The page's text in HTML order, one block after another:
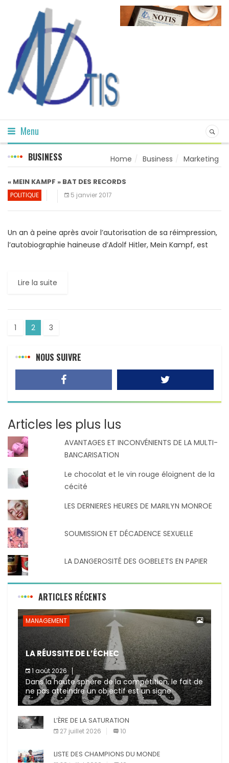
Menu
BUSINESS Home Business Marketing
« MEIN KAMPF » BAT DES RECORDS
POLITIQUE 5 janvier 2017
Un an à peine après avoir l’autorisation de sa réimpression,
l’autobiographie haineuse d’Adolf Hitler, Mein Kampf, est
Lire la suite
1 2 3
NOUS SUIVRE
Articles les plus lus
AVANTAGES ET INCONVÉNIENTS DE LA MULTI-
BANCARISATION
Le chocolat et le vin rouge éloignent de la
cécité
LES DERNIERES HEURES DE MARILYN MONROE
SOUMISSION ET DÉCADENCE SEXUELLE
LA DANGEROSITÉ DES GOBELETS EN PAPIER
ARTICLES RÉCENTS
MANAGEMENT
LA RÉUSSITE DE L’ÉCHEC
1 août 2026
Dans la haute sphère de la compétition, le fait de
ne pas atteindre un objectif est un signe
d’incompétence et une source de sanctions
diverses (avertissement, […]
L’ÈRE DE LA SATURATION
27 juillet 2026 10
LISTE DES CHAMPIONS DU MONDE